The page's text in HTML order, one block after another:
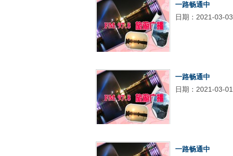
一路畅通中
日期：2021-03-03
一路畅通中
日期：2021-03-01
一路畅通中